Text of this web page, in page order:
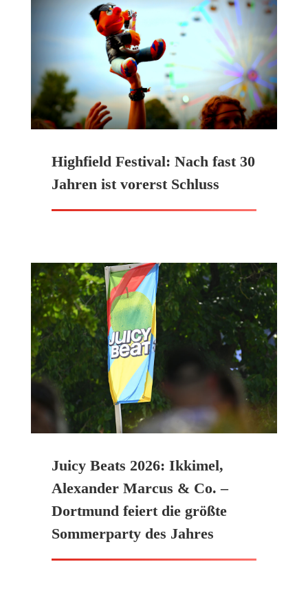
Highfield Festival: Nach fast 30
Jahren ist vorerst Schluss
Juicy Beats 2026: Ikkimel,
Alexander Marcus & Co. –
Dortmund feiert die größte
Sommerparty des Jahres